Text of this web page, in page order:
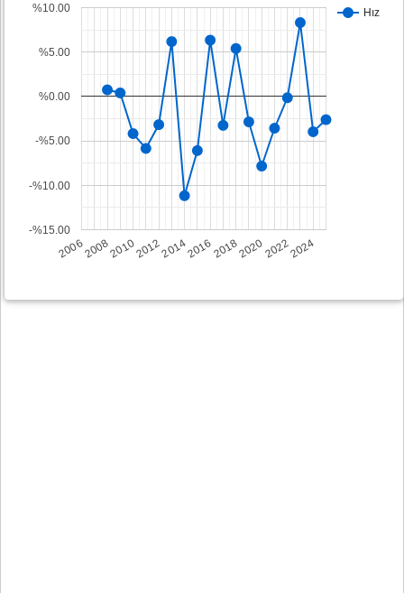
Hız
2006200820102012201420162018202020222024
-%15.00
-%10.00
-%5.00
%0.00
%5.00
%10.00